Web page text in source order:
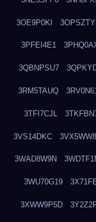
3OE9P0KI
3PFEI4E1
3QBNPSU7
3RM5TAUQ
3TFI7CJL
3VS14DKC
3WAD8W9N
3WU70G19
3XWW9P5D